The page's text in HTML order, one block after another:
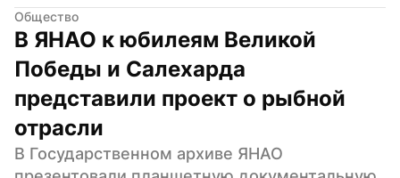
Общество
В ЯНАО к юбилеям Великой
Победы и Салехарда
представили проект о рыбной
отрасли
В Государственном архиве ЯНАО